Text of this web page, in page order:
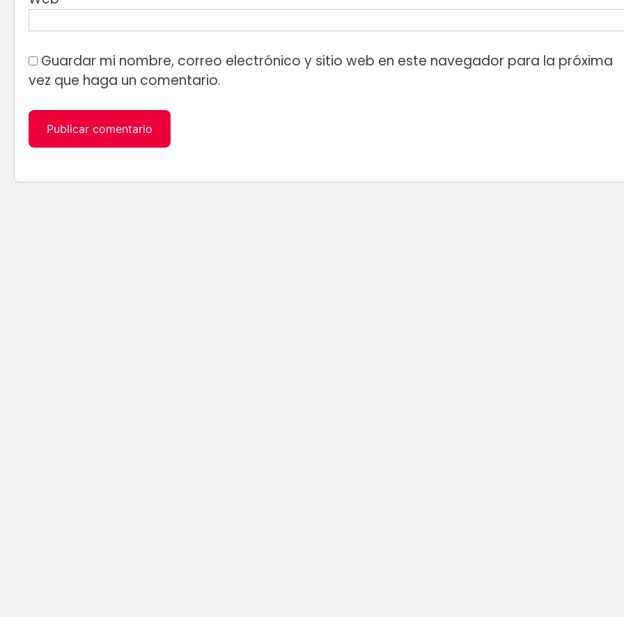
Guardar mi nombre, correo electrónico y sitio web en este navegador para la próxima
vez que haga un comentario.